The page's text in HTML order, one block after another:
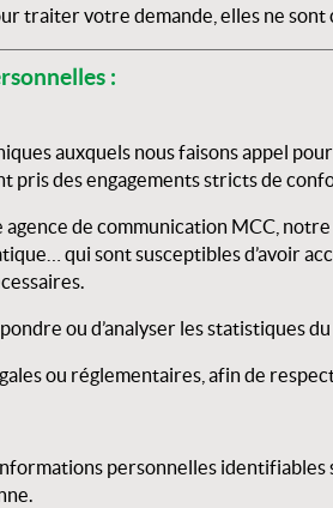
traiter votre demande, elles ne
:
auxquels nous faisons appel
pris des engagements stricts de
de communication MCC,
qui sont susceptibles d’avoir
ou d’analyser les statistiques
ou réglementaires, afin de
personnelles